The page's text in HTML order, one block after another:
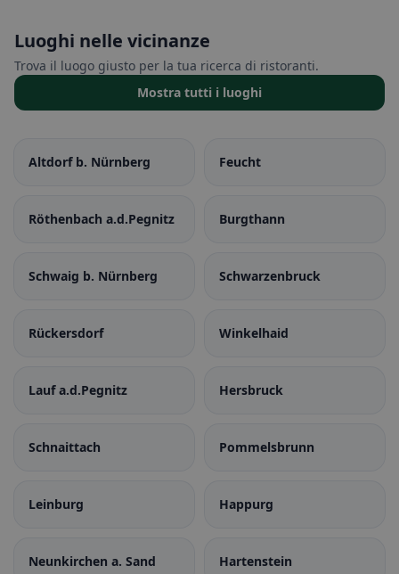
Luoghi nelle vicinanze
Trova il luogo giusto per la tua ricerca di ristoranti.
Mostra tutti i luoghi
Altdorf b. Nürnberg Feucht
Röthenbach a.d.Pegnitz Burgthann
Schwaig b. Nürnberg Schwarzenbruck
Rückersdorf Winkelhaid
Lauf a.d.Pegnitz Hersbruck
Schnaittach Pommelsbrunn
Leinburg Happurg
Neunkirchen a. Sand Hartenstein